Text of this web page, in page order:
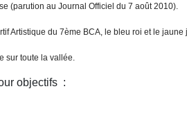
(parution au Journal Officiel du 7 août 2010).
Artistique du 7ème BCA, le bleu roi et le
sur toute la vallée.
objectifs :